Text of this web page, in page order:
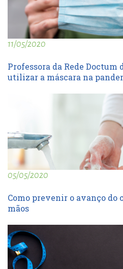
11/05/2020
Professora da Rede Doctum
utilizar a máscara na
05/05/2020
Como prevenir o avanço do
mãos